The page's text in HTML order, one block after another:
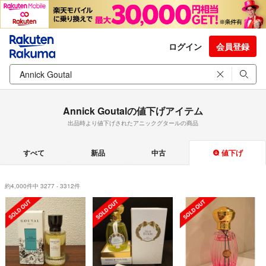
ログイン 会員登録
Annick Goutalの値下げアイテム
出品時より値下げされたアニックグタールの商品
すべて 新品 中古 値下げ
約4,000件中 3277 - 3312件